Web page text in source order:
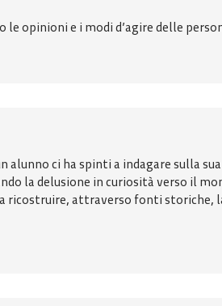
opinioni e i modi d’agire delle
ci ha spinti a indagare sulla
la delusione in curiosità verso il
attraverso fonti storiche,